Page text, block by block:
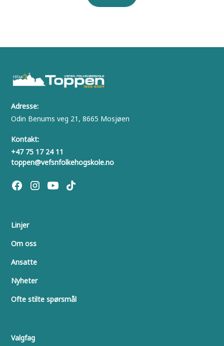
Adresse:
Odin Benums veg 21, 8665 Mosjøen
Kontakt:
+47 75 17 24 11
toppen@vefsnfolkehogskole.no
Linjer
Om oss
Ansatte
Nyheter
Ofte stilte spørsmål
Valgfag